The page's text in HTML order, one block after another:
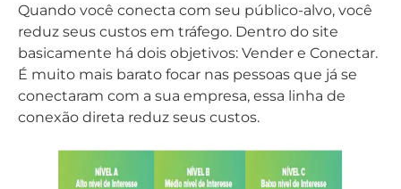
Quando você conecta com seu público-alvo, você
reduz seus custos em tráfego. Dentro do site
basicamente há dois objetivos: Vender e Conectar.
É muito mais barato focar nas pessoas que já se
conectaram com a sua empresa, essa linha de
conexão direta reduz seus custos.